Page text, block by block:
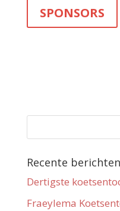
SPONSORS
Recente berichten
Dertigste
Fraeylema